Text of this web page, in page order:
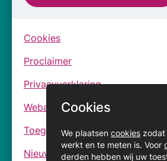
Cookies
Proclaimer
Privacyverklaring
Webarchief
Toegankelijkheidsverklaringen
Nieuwsbrief
Cookies
We plaatsen cookies zodat
werkt en te meten is. Voor
derden hebben wij uw